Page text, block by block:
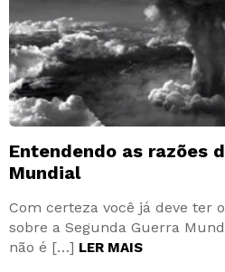
Entendendo as razões
Mundial
Com certeza você já deve ter
sobre a Segunda Guerra
não é […] LER MAIS